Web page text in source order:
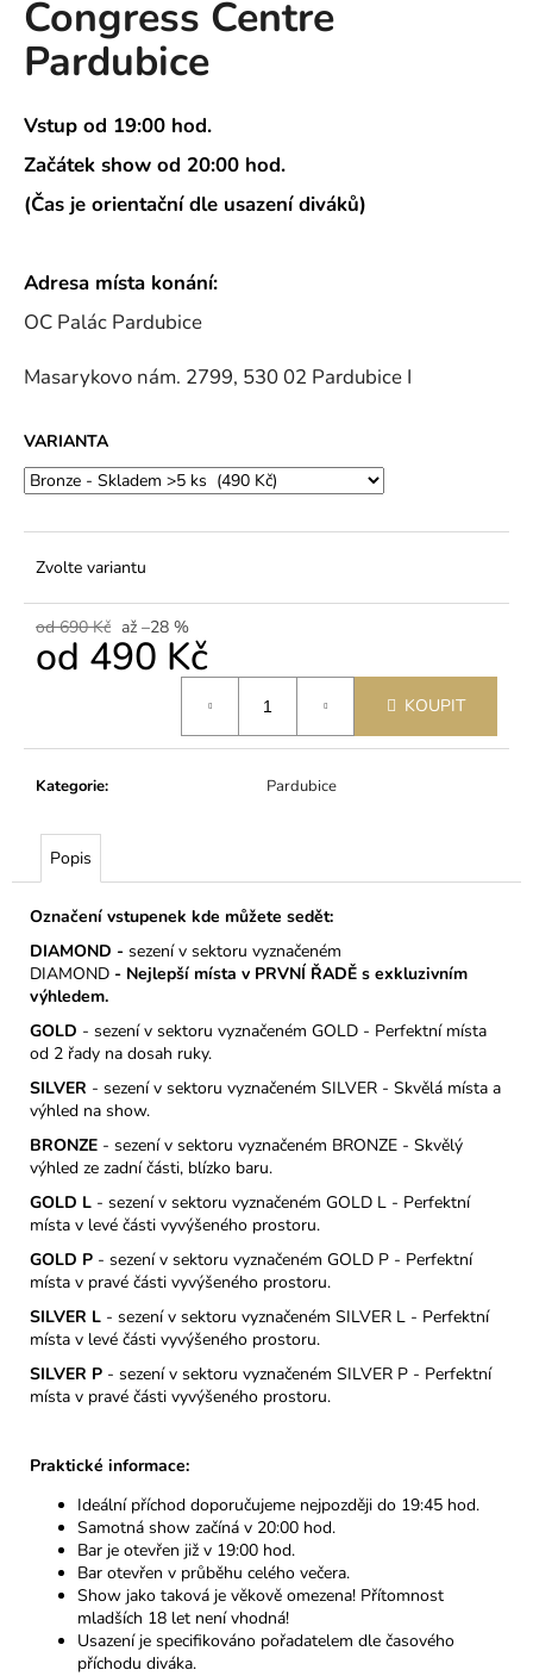
Congress Centre
Pardubice
Vstup od 19:00 hod.
Začátek show od 20:00 hod.
(Čas je orientační dle usazení diváků)
Adresa místa konání:
OC Palác Pardubice
Masarykovo nám. 2799, 530 02 Pardubice I
VARIANTA
Zvolte variantu
od 690 Kč až –28 %
od 490 Kč
KOUPIT
Kategorie: Pardubice
Popis
Označení vstupenek kde můžete sedět:
DIAMOND - sezení v sektoru vyznačeném
DIAMOND - Nejlepší místa v PRVNÍ ŘADĚ s exkluzivním
výhledem.
GOLD - sezení v sektoru vyznačeném GOLD - Perfektní místa
od 2 řady na dosah ruky.
SILVER - sezení v sektoru vyznačeném SILVER - Skvělá místa a
výhled na show.
BRONZE - sezení v sektoru vyznačeném BRONZE - Skvělý
výhled ze zadní části, blízko baru.
GOLD L - sezení v sektoru vyznačeném GOLD L - Perfektní
místa v levé části vyvýšeného prostoru.
GOLD P - sezení v sektoru vyznačeném GOLD P - Perfektní
místa v pravé části vyvýšeného prostoru.
SILVER L - sezení v sektoru vyznačeném SILVER L - Perfektní
místa v levé části vyvýšeného prostoru.
SILVER P - sezení v sektoru vyznačeném SILVER P - Perfektní
místa v pravé části vyvýšeného prostoru.
Praktické informace:
Ideální příchod doporučujeme nejpozději do 19:45 hod.
Samotná show začíná v 20:00 hod.
Bar je otevřen již v 19:00 hod.
Bar otevřen v průběhu celého večera.
Show jako taková je věkově omezena! Přítomnost
mladších 18 let není vhodná!
Usazení je specifikováno pořadatelem dle časového
příchodu diváka.
a
j
t
?
HLEDAT
D
p
r
č
u
m
ZNOJMO
WASABI
590